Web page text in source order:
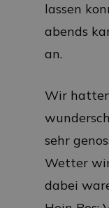
lassen
abends
an.
Wir
sehr
Wetter
dabei